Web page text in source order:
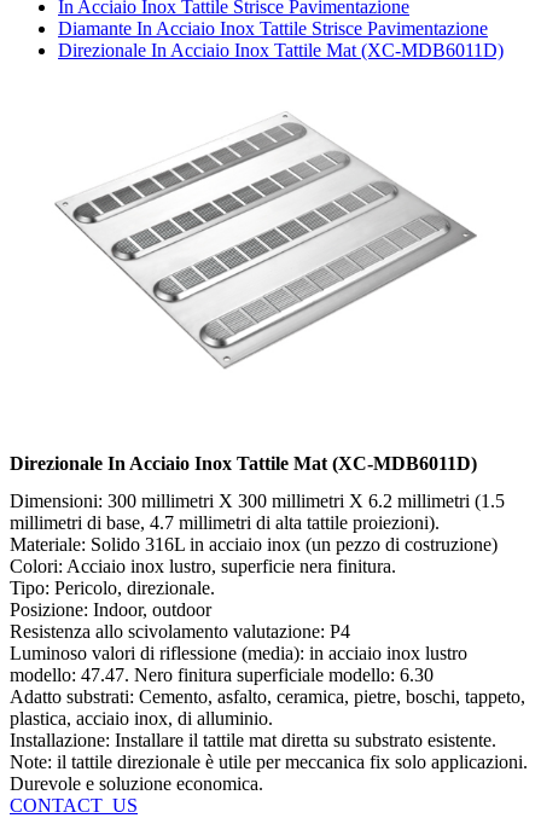
In Acciaio Inox Tattile Strisce Pavimentazione
Diamante In Acciaio Inox Tattile Strisce Pavimentazione
Direzionale In Acciaio Inox Tattile Mat (XC-MDB6011D)
Direzionale In Acciaio Inox Tattile Mat (XC-MDB6011D)
Dimensioni: 300 millimetri X 300 millimetri X 6.2 millimetri (1.5
millimetri di base, 4.7 millimetri di alta tattile proiezioni).
Materiale: Solido 316L in acciaio inox (un pezzo di costruzione)
Colori: Acciaio inox lustro, superficie nera finitura.
Tipo: Pericolo, direzionale.
Posizione: Indoor, outdoor
Resistenza allo scivolamento valutazione: P4
Luminoso valori di riflessione (media): in acciaio inox lustro
modello: 47.47. Nero finitura superficiale modello: 6.30
Adatto substrati: Cemento, asfalto, ceramica, pietre, boschi, tappeto,
plastica, acciaio inox, di alluminio.
Installazione: Installare il tattile mat diretta su substrato esistente.
Note: il tattile direzionale è utile per meccanica fix solo applicazioni.
Durevole e soluzione economica.
CONTACT_US